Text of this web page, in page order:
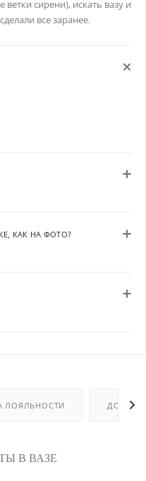
сирени), искать вазу и
все заранее.
КАК НА ФОТО?
ЛОЯЛЬНОСТИ
В ВАЗЕ